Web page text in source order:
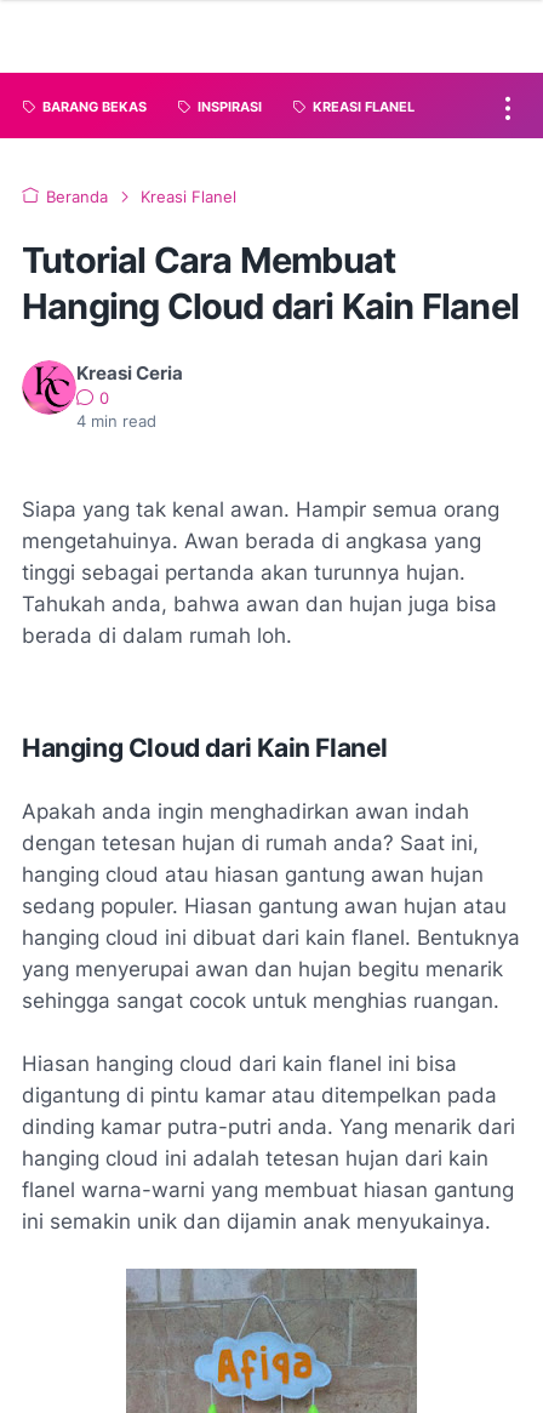
BARANG BEKAS INSPIRASI KREASI FLANEL
Beranda Kreasi Flanel
Tutorial Cara Membuat
Hanging Cloud dari Kain Flanel
Kreasi Ceria
0
4 min read
Siapa yang tak kenal awan. Hampir semua orang
mengetahuinya. Awan berada di angkasa yang
tinggi sebagai pertanda akan turunnya hujan.
Tahukah anda, bahwa awan dan hujan juga bisa
berada di dalam rumah loh.
Hanging Cloud dari Kain Flanel
Apakah anda ingin menghadirkan awan indah
dengan tetesan hujan di rumah anda? Saat ini,
hanging cloud atau hiasan gantung awan hujan
sedang populer. Hiasan gantung awan hujan atau
hanging cloud ini dibuat dari kain flanel. Bentuknya
yang menyerupai awan dan hujan begitu menarik
sehingga sangat cocok untuk menghias ruangan.
Hiasan hanging cloud dari kain flanel ini bisa
digantung di pintu kamar atau ditempelkan pada
dinding kamar putra-putri anda. Yang menarik dari
hanging cloud ini adalah tetesan hujan dari kain
flanel warna-warni yang membuat hiasan gantung
ini semakin unik dan dijamin anak menyukainya.